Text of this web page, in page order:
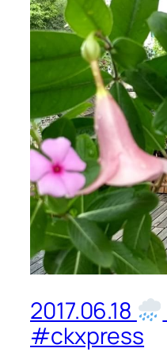
2017.06.18
#ckxpress